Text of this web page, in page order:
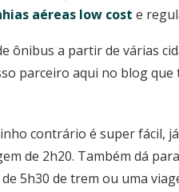
aéreas low cost e
ônibus a partir de várias
parceiro aqui no blog
contrário é super fácil,
de 2h20. Também dá
5h30 de trem ou uma